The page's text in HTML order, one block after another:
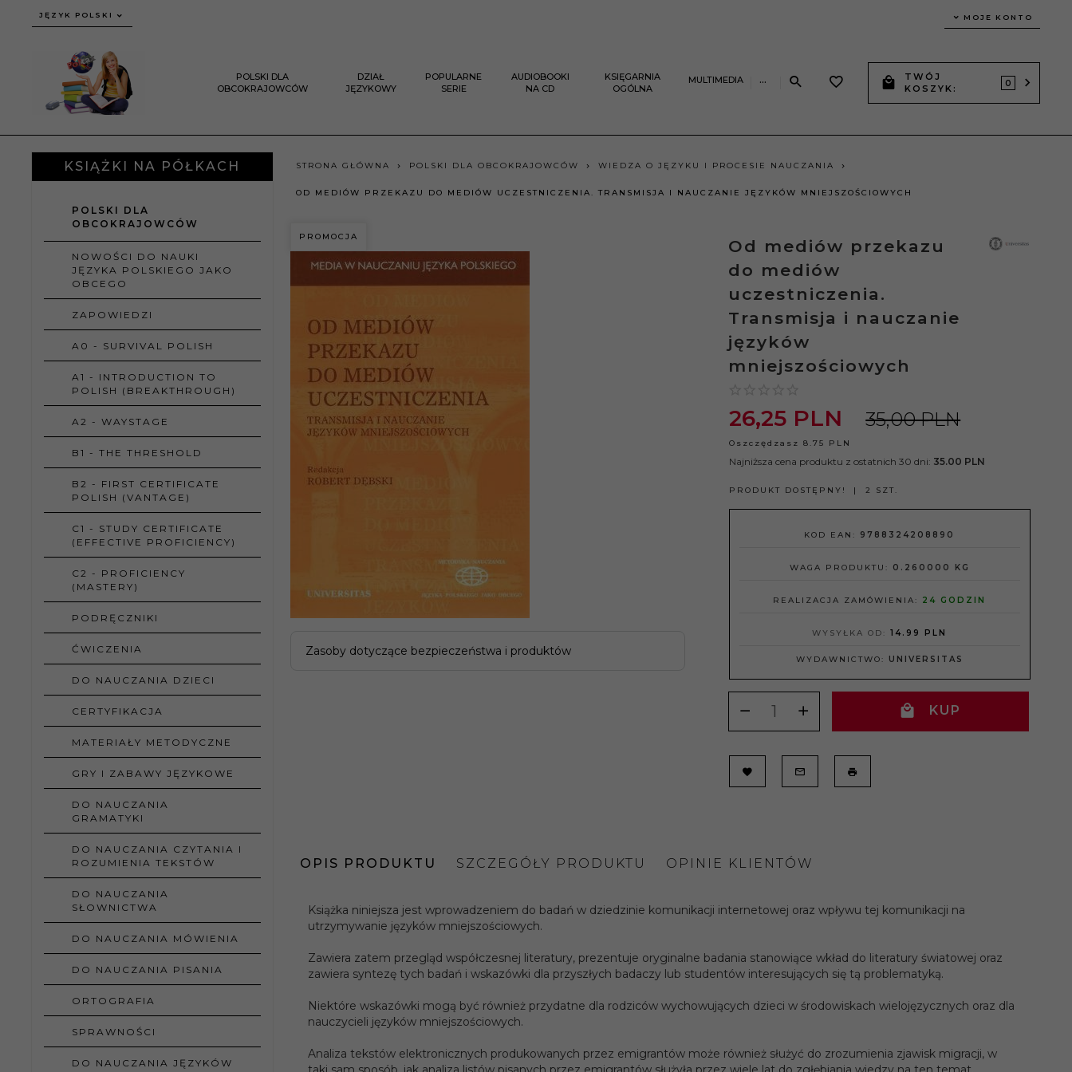
JĘZYK POLSKI MOJE KONTO
POLSKI DLA
OBCOKRAJOWCÓW
DZIAŁ
JĘZYKOWY
POPULARNE
SERIE
AUDIOBOOKI
NA CD
KSIĘGARNIA
OGÓLNA
MULTIMEDIA ...
TWÓJ
KOSZYK:
0
KSIĄŻKI NA PÓŁKACH
POLSKI DLA
OBCOKRAJOWCÓW
NOWOŚCI DO NAUKI
JĘZYKA POLSKIEGO JAKO
OBCEGO
ZAPOWIEDZI
A0 - SURVIVAL POLISH
A1 - INTRODUCTION TO
POLISH (BREAKTHROUGH)
A2 - WAYSTAGE
B1 - THE THRESHOLD
B2 - FIRST CERTIFICATE
POLISH (VANTAGE)
C1 - STUDY CERTIFICATE
(EFFECTIVE PROFICIENCY)
C2 - PROFICIENCY
(MASTERY)
PODRĘCZNIKI
ĆWICZENIA
DO NAUCZANIA DZIECI
CERTYFIKACJA
MATERIAŁY METODYCZNE
GRY I ZABAWY JĘZYKOWE
DO NAUCZANIA
GRAMATYKI
DO NAUCZANIA CZYTANIA I
ROZUMIENIA TEKSTÓW
DO NAUCZANIA
SŁOWNICTWA
DO NAUCZANIA MÓWIENIA
DO NAUCZANIA PISANIA
ORTOGRAFIA
SPRAWNOŚCI
DO NAUCZANIA JĘZYKÓW
STRONA GŁÓWNA POLSKI DLA OBCOKRAJOWCÓW WIEDZA O JĘZYKU I PROCESIE NAUCZANIA
OD MEDIÓW PRZEKAZU DO MEDIÓW UCZESTNICZENIA. TRANSMISJA I NAUCZANIE JĘZYKÓW MNIEJSZOŚCIOWYCH
PROMOCJA
Zasoby dotyczące bezpieczeństwa i produktów
Od mediów przekazu
do mediów
uczestniczenia.
Transmisja i nauczanie
języków
mniejszościowych
26,25 PLN 35,00 PLN
Oszczędzasz 8.75 PLN
Najniższa cena produktu z ostatnich 30 dni: 35.00 PLN
PRODUKT DOSTĘPNY! 2 SZT.
KOD EAN: 9788324208890
WAGA PRODUKTU: 0.260000 KG
REALIZACJA ZAMÓWIENIA: 24 GODZIN
WYSYŁKA OD:14.99 PLN
WYDAWNICTWO: UNIVERSITAS
KUP
OPIS PRODUKTU SZCZEGÓŁY PRODUKTU OPINIE KLIENTÓW
Książka niniejsza jest wprowadzeniem do badań w dziedzinie komunikacji internetowej oraz wpływu tej komunikacji na
utrzymywanie języków mniejszościowych.
Zawiera zatem przegląd współczesnej literatury, prezentuje oryginalne badania stanowiące wkład do literatury światowej oraz
zawiera syntezę tych badań i wskazówki dla przyszłych badaczy lub studentów interesujących się tą problematyką.
Niektóre wskazówki mogą być również przydatne dla rodziców wychowujących dzieci w środowiskach wielojęzycznych oraz dla
nauczycieli języków mniejszościowych.
Analiza tekstów elektronicznych produkowanych przez emigrantów może również służyć do zrozumienia zjawisk migracji, w
Autorzy: Robert Dębski
Rok
wydania:
2008
Rodzaj